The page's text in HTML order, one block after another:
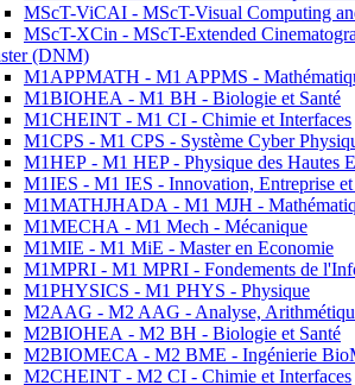
MScT-ViCAI - MScT-Visual Computing
MScT-XCin - MScT-Extended
(DNM)
M1APPMATH - M1 APPMS -
M1BIOHEA - M1 BH - Biologie et Santé
M1CHEINT - M1 CI - Chimie et Interfaces
M1CPS - M1 CPS - Système Cyber
M1HEP - M1 HEP - Physique des Hautes
M1IES - M1 IES - Innovation, Entreprise et
M1MATHJHADA - M1 MJH -
M1MECHA - M1 Mech - Mécanique
M1MIE - M1 MiE - Master en Economie
M1MPRI - M1 MPRI - Fondements de
M1PHYSICS - M1 PHYS - Physique
M2AAG - M2 AAG - Analyse,
M2BIOHEA - M2 BH - Biologie et Santé
M2BIOMECA - M2 BME - Ingénierie
M2CHEINT - M2 CI - Chimie et Interfaces